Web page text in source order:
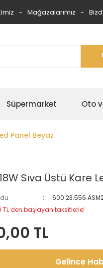
Mağazalarımız
Süpermarket Oto
Panel Beyaz
Sıva Üstü Kare
TL den başlayan taksitlerle!
TL
Gelince